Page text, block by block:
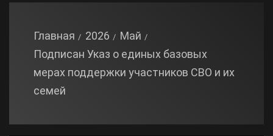
Главная 2026
Май
Подписан Указ о единых базовых
мерах поддержки участников СВО и их
семей